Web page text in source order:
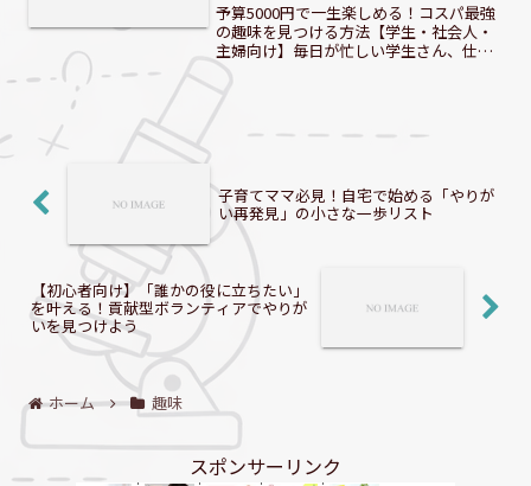
予算5000円で一生楽しめる！コスパ最強
の趣味を見つける方法【学生・社会人・
主婦向け】毎日が忙しい学生さん、仕事
に追われる社会人、家事育児に奮闘する
主婦の皆さん。限られた予算の中で、新
しい趣味を見つけたいと思っていません
子育てママ必見！自宅で始める「やりが
い再発見」の小さな一歩リスト
【初心者向け】「誰かの役に立ちたい」
を叶える！貢献型ボランティアでやりが
いを見つけよう
ホーム 趣味
スポンサーリンク